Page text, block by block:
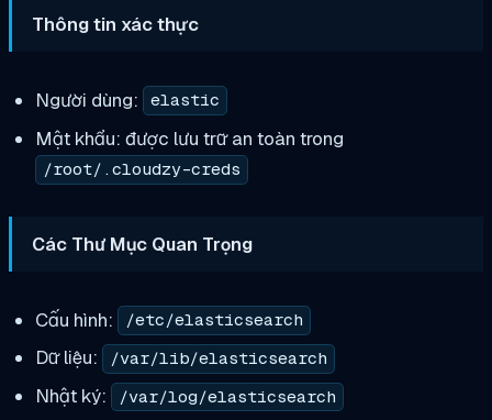
Thông tin xác thực
Người dùng: elastic
Mật khẩu: được lưu trữ an toàn trong
/root/.cloudzy-creds
Các Thư Mục Quan Trọng
Cấu hình: /etc/elasticsearch
Dữ liệu: /var/lib/elasticsearch
Nhật ký: /var/log/elasticsearch